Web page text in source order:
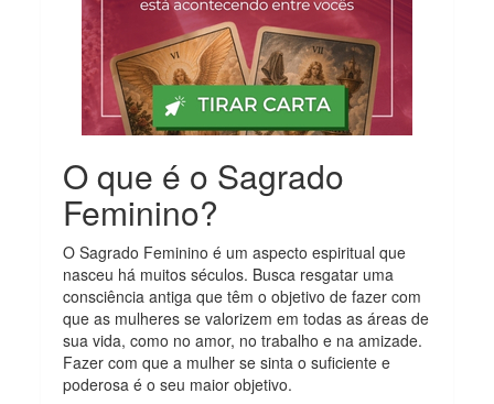
O que é o Sagrado
Feminino?
O Sagrado Feminino é um aspecto espiritual que
nasceu há muitos séculos. Busca resgatar uma
consciência antiga que têm o objetivo de fazer com
que as mulheres se valorizem em todas as áreas de
sua vida, como no amor, no trabalho e na amizade.
Fazer com que a mulher se sinta o suficiente e
poderosa é o seu maior objetivo.